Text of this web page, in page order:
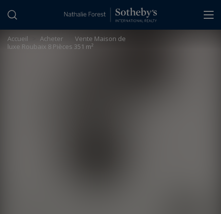
Accueil Acheter
Vente Maison de
luxe Roubaix 8 Pièces 351 m²